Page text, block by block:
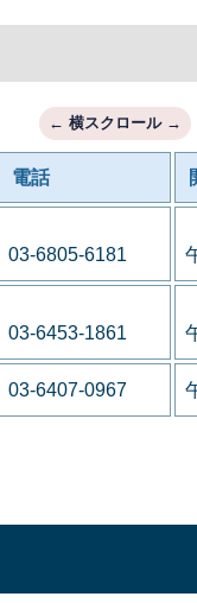
電話
03-6805-6181
03-6453-1861
03-6407-0967